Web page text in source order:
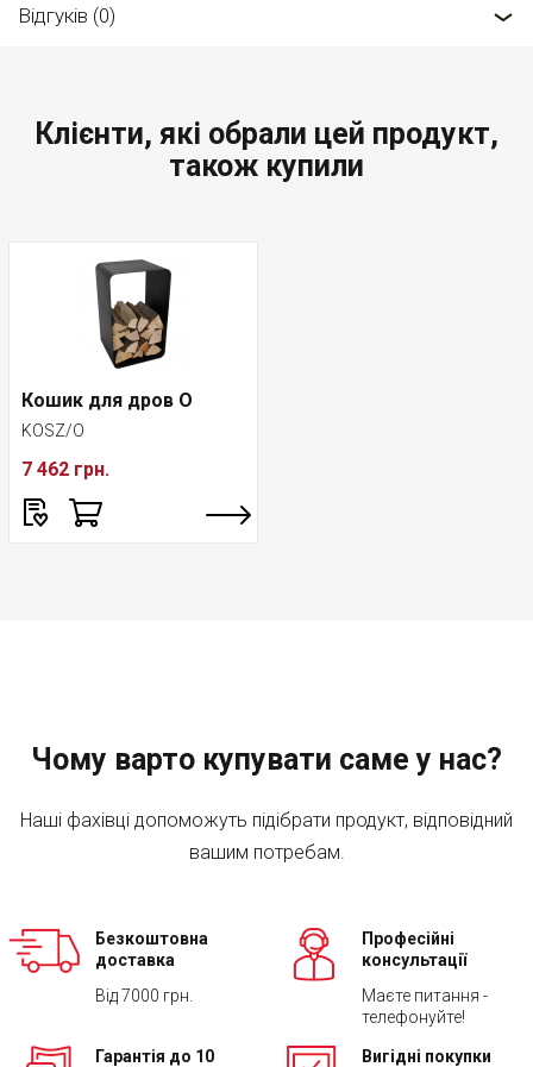
Відгуків (0)
Клієнти, які обрали цей продукт,
також купили
Кошик для дров O
KOSZ/O
7 462 грн.
Чому варто купувати саме у нас?
Наші фахівці допоможуть підібрати продукт, відповідний
вашим потребам.
Безкоштовна
доставка
Від 7000 грн.
Професійні
консультації
Маєте питання -
телефонуйте!
Гарантія до 10
Вигідні покупки